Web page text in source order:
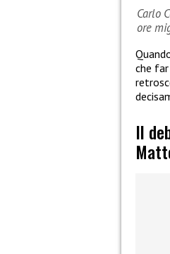
Carlo
ore
che
Il